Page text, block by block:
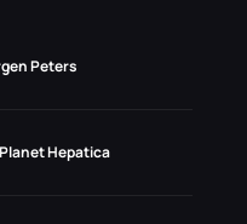
Peters
Hepatica